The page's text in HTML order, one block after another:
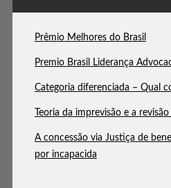
Prêmio Melhores do Brasil
Premio Brasil Liderança
Categoria diferenciada – Qual
Teoria da imprevisão e a
A concessão via Justiça de
por incapacida